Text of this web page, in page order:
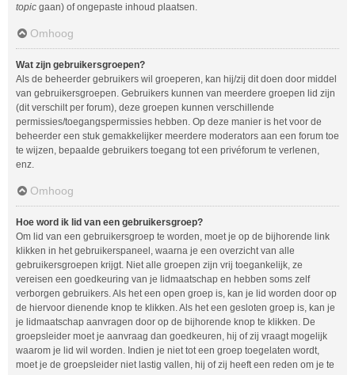
topic gaan) of ongepaste inhoud plaatsen.
Omhoog
Wat zijn gebruikersgroepen?
Als de beheerder gebruikers wil groeperen, kan hij/zij dit doen door middel
van gebruikersgroepen. Gebruikers kunnen van meerdere groepen lid zijn
(dit verschilt per forum), deze groepen kunnen verschillende
permissies/toegangspermissies hebben. Op deze manier is het voor de
beheerder een stuk gemakkelijker meerdere moderators aan een forum toe
te wijzen, bepaalde gebruikers toegang tot een privéforum te verlenen,
enz.
Omhoog
Hoe word ik lid van een gebruikersgroep?
Om lid van een gebruikersgroep te worden, moet je op de bijhorende link
klikken in het gebruikerspaneel, waarna je een overzicht van alle
gebruikersgroepen krijgt. Niet alle groepen zijn vrij toegankelijk, ze
vereisen een goedkeuring van je lidmaatschap en hebben soms zelf
verborgen gebruikers. Als het een open groep is, kan je lid worden door op
de hiervoor dienende knop te klikken. Als het een gesloten groep is, kan je
je lidmaatschap aanvragen door op de bijhorende knop te klikken. De
groepsleider moet je aanvraag dan goedkeuren, hij of zij vraagt mogelijk
waarom je lid wil worden. Indien je niet tot een groep toegelaten wordt,
moet je de groepsleider niet lastig vallen, hij of zij heeft een reden om je te